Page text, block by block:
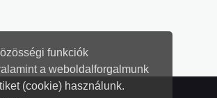
funkciók
a weboldalforgalmunk
(cookie) használunk.